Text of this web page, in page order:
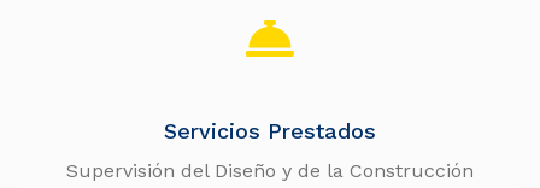
Servicios Prestados
Supervisión del Diseño y de la Construcción